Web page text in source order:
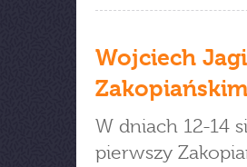
Wojciech
W dniach 12-14
pierwszy